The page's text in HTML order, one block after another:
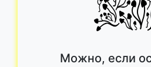
Можно, если